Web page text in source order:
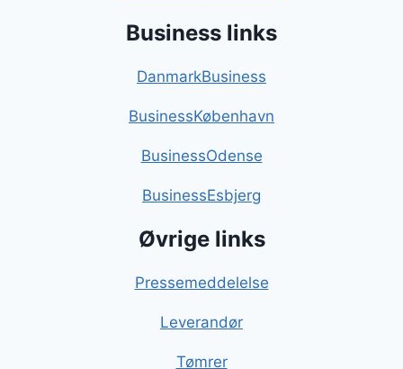
Business links
DanmarkBusiness
BusinessKøbenhavn
BusinessOdense
BusinessEsbjerg
Øvrige links
Pressemeddelelse
Leverandør
Tømrer